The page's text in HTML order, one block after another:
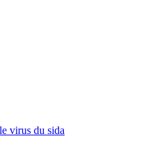
virus du sida